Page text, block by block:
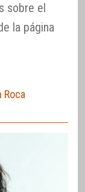
sobre el
la página
Roca